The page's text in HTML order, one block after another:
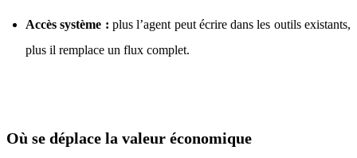
Accès système : plus l’agent peut écrire dans les outils existants,
plus il remplace un flux complet.
Où se déplace la valeur économique